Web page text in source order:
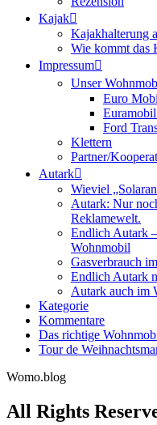
Kajak
Kajakhalterung
Wie kommt das
Impressum
Unser
Euro
Ford
Klettern
Partner/
Autark
Wieviel
Autark: Nur
Reklamewelt.
Endlich Autark
Wohnmobil
Gasverbrauch
Endlich Autark
Autark auch im
Kategorie
Kommentare
Das richtige
Tour de
Womo.blog
All Rights